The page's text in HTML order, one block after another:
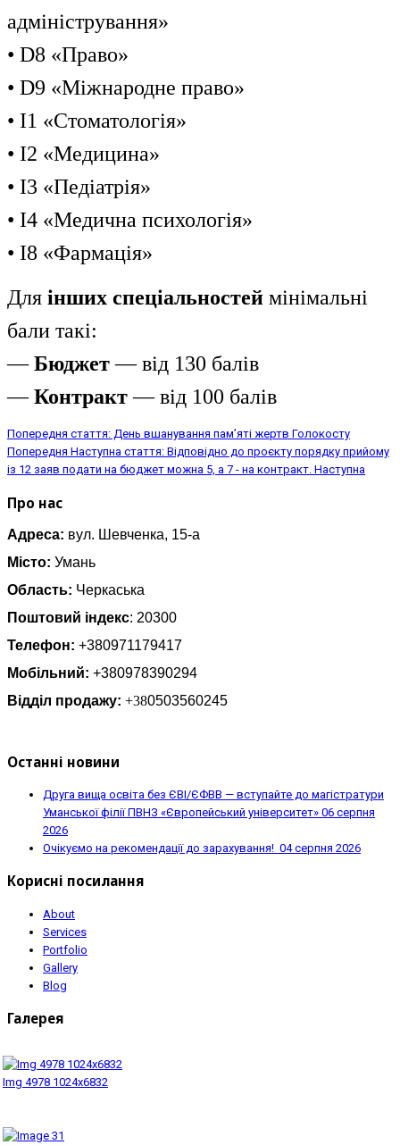
адміністрування»
• D8 «Право»
• D9 «Міжнародне право»
• I1 «Стоматологія»
• I2 «Медицина»
• I3 «Педіатрія»
• I4 «Медична психологія»
• I8 «Фармація»
Для інших спеціальностей мінімальні
бали такі:
—Бюджет— від 130 балів
—Контракт— від 100 балів
Попередня стаття: День вшанування пам’яті жертв Голокосту
Попередня Наступна стаття: Відповідно до проєкту порядку прийому
із 12 заяв подати на бюджет можна 5, а 7 - на контракт. Наступна
Про нас
Адреса: вул. Шевченка, 15-а
Місто: Умань
Область: Черкаська
Поштовий індекс: 20300
Телефон: +380971179417
Мобільний: +380978390294
Відділ продажу: +380503560245
Останні новини
Друга вища освіта без ЄВІ/ЄФВВ — вступайте до магістратури
Уманської філії ПВНЗ «Європейський університет» 06 серпня
2026
Очікуємо на рекомендації до зарахування! 04 серпня 2026
Корисні посилання
About
Services
Portfolio
Gallery
Blog
Галерея
Img 4978 1024x6832